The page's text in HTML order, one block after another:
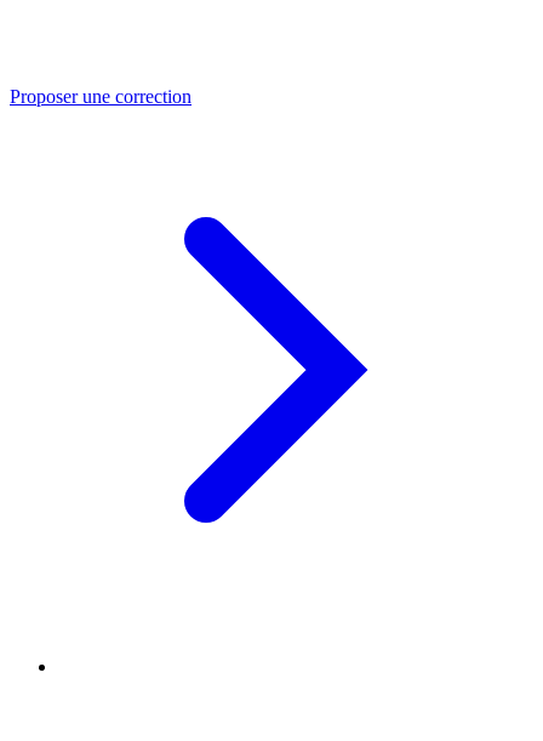
Proposer une correction